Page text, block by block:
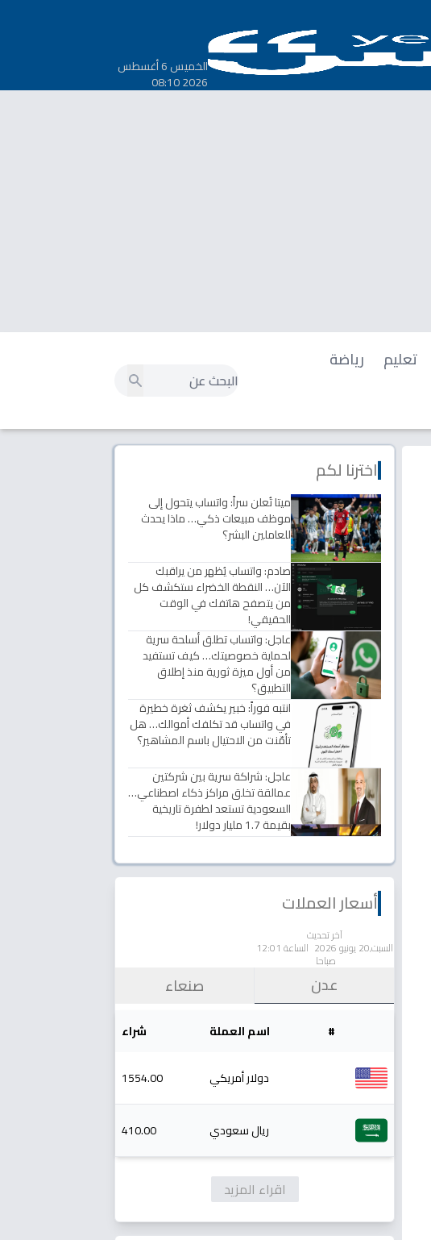
الخميس 6 أغسطس
2026 08:10
تعليم
رياضة
اخترنا لكم
ميتا تُعلن سراً: واتساب يتحول إلى
موظف مبيعات ذكي… ماذا يحدث
للعاملين البشر؟
صادم: واتساب يُظهر من يراقبك
الآن… النقطة الخضراء ستكشف كل
من يتصفح هاتفك في الوقت
الحقيقي!
عاجل: واتساب تطلق أسلحة سرية
لحماية خصوصيتك… كيف تستفيد
من أول ميزة ثورية منذ إطلاق
التطبيق؟
انتبه فوراً: خبير يكشف ثغرة خطيرة
في واتساب قد تكلفك أموالك… هل
تأمّنت من الاحتيال باسم المشاهير؟
عاجل: شراكة سرية بين شركتين
عمالقة تخلق مراكز ذكاء اصطناعي…
السعودية تستعد لطفرة تاريخية
بقيمة 1.7 مليار دولار!
أسعار العملات
آخر تحديث
السبت,20 يونيو 2026 الساعة 12:01
صباحا
عدن صنعاء
# اسم العملة شراء
دولار أمريكي 1554.00
ريال سعودي 410.00
اقراء المزيد